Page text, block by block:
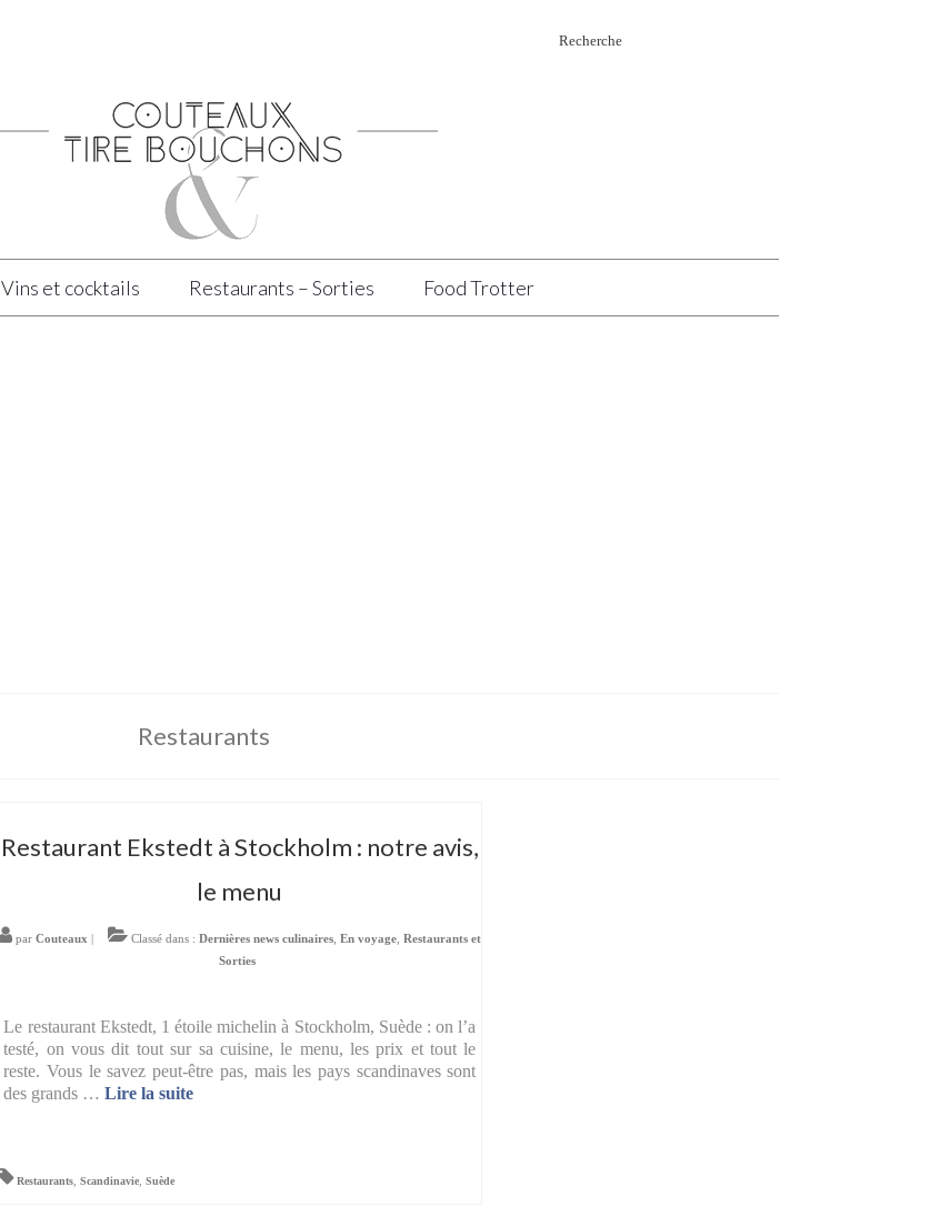
Rechercher
Vins et cocktails Restaurants – Sorties Food Trotter
Restaurants
Restaurant Ekstedt à Stockholm : notre avis,
le menu
par Couteaux | Classé dans : Dernières news culinaires, En voyage, Restaurants et
Sorties
Le restaurant Ekstedt, 1 étoile michelin à Stockholm, Suède : on l’a
testé, on vous dit tout sur sa cuisine, le menu, les prix et tout le
reste. Vous le savez peut-être pas, mais les pays scandinaves sont
des grands …Lire la suite­­
Restaurants ,Scandinavie ,Suède